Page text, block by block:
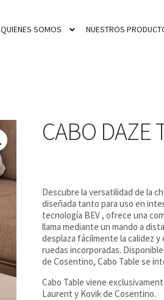
QUIENES SOMOS NUESTROS
CABO DAZE
Descubre la versatilidad de la
diseñada tanto para uso en
tecnología BEV , ofrece una
llama mediante un mando a
desplaza fácilmente la calidez
ruedas incorporadas.
de Cosentino, Cabo Table se
Cabo Table viene
Laurent y Kovik de Cosentino.